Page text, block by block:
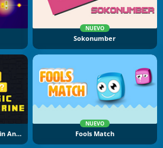
NUEVO
Sokonumber
Magic Herobrine: Smart Brain And Puzzle Quest
NUEVO
Fools Match